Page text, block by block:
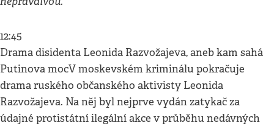
12:45
Drama disidenta Leonida Razvožajeva, aneb kam sahá
Putinova mocV moskevském kriminálu pokračuje
drama ruského občanského aktivisty Leonida
Razvožajeva. Na něj byl nejprve vydán zatykač za
údajné protistátní ilegální akce v průběhu nedávných